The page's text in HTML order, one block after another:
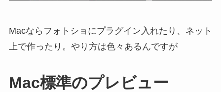
Macならフォトショにプラグイン入れたり、ネット
上で作ったり。やり方は色々あるんですが
Mac標準のプレビュー